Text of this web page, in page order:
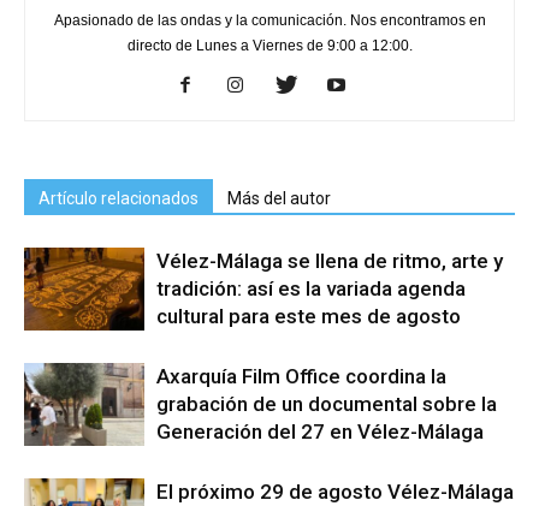
Apasionado de las ondas y la comunicación. Nos encontramos en
directo de Lunes a Viernes de 9:00 a 12:00.
Artículo relacionados Más del autor
Vélez-Málaga se llena de ritmo, arte y
tradición: así es la variada agenda
cultural para este mes de agosto
Axarquía Film Office coordina la
grabación de un documental sobre la
Generación del 27 en Vélez-Málaga
El próximo 29 de agosto Vélez-Málaga